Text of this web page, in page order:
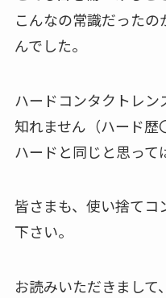
こんなの常識だった
んでした。
ハードコンタクトレ
知れません（ハード歴
ハードと同じと思って
皆さまも、使い捨て
下さい。
お読みいただきまし